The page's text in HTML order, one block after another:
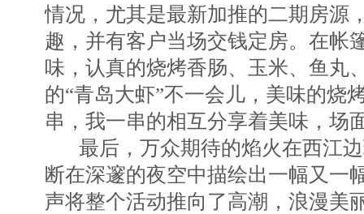
情况，尤其是最新加推的二期房源
趣，并有客户当场交钱定房。在帐
味，认真的烧烤香肠、玉米、鱼丸
的“青岛大虾”不一会儿，美味的烧
串，我一串的相互分享着美味，场
最后，万众期待的焰火在西江边
断在深邃的夜空中描绘出一幅又一
声将整个活动推向了高潮，浪漫美